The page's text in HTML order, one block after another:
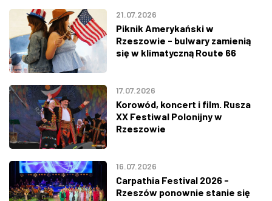
21.07.2026
Piknik Amerykański w
Rzeszowie - bulwary zamienią
się w klimatyczną Route 66
17.07.2026
Korowód, koncert i film. Rusza
XX Festiwal Polonijny w
Rzeszowie
16.07.2026
Carpathia Festival 2026 -
Rzeszów ponownie stanie się